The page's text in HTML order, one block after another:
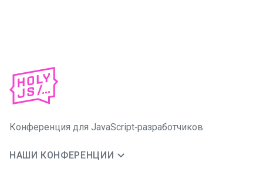
Конференция для JavaScript‑разработчиков
НАШИ КОНФЕРЕНЦИИ